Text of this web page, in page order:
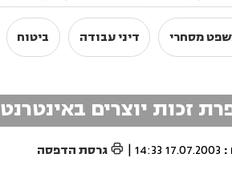
מסחרי דיני עבודה ביטוח
זכות יוצרים באינטרנט
:
17.07.2003 14:33
|
 גרסת הדפסה